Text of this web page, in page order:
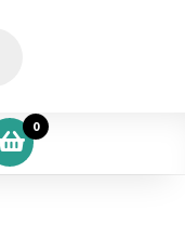
0